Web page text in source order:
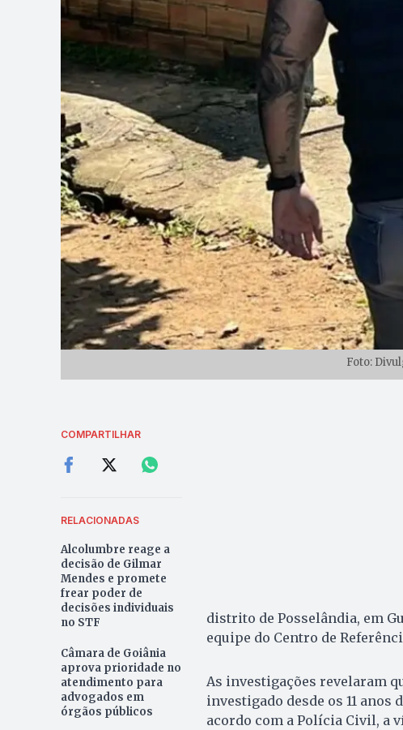
Foto:
COMPARTILHAR
RELACIONADAS
Alcolumbre reage a
decisão de Gilmar
Mendes e promete
frear poder de
decisões individuais
no STF
Câmara de Goiânia
aprova prioridade no
atendimento para
advogados em
órgãos públicos
distrito de Posselândia, em
equipe do Centro de
As investigações revelaram
investigado desde os 11 anos
acordo com a Polícia Civil, a